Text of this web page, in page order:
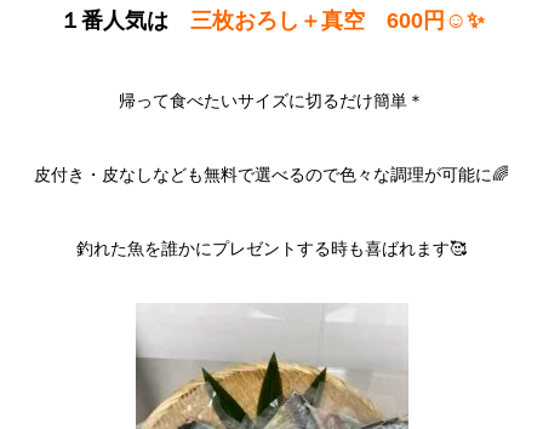
１番人気は 三枚おろし＋真空 600円☺️✨
帰って食べたいサイズに切るだけ簡単＊
皮付き・皮なしなども無料で選べるので色々な調理が可能に🌈
釣れた魚を誰かにプレゼントする時も喜ばれます🥰